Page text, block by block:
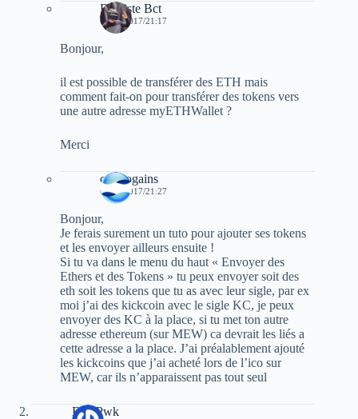
Baptiste Bct
07/09/2017/21:17
Bonjour,
il est possible de transférer des ETH mais
comment fait-on pour transférer des tokens vers
une autre adresse myETHWallet ?
Merci
cryptogains
07/09/2017/21:27
Bonjour,
Je ferais surement un tuto pour ajouter ses tokens
et les envoyer ailleurs ensuite !
Si tu va dans le menu du haut « Envoyer des
Ethers et des Tokens » tu peux envoyer soit des
eth soit les tokens que tu as avec leur sigle, par ex
moi j’ai des kickcoin avec le sigle KC, je peux
envoyer des KC à la place, si tu met ton autre
adresse ethereum (sur MEW) ca devrait les liés a
cette adresse a la place. J’ai préalablement ajouté
les kickcoins que j’ai acheté lors de l’ico sur
MEW, car ils n’apparaissent pas tout seul
Eric Pwk